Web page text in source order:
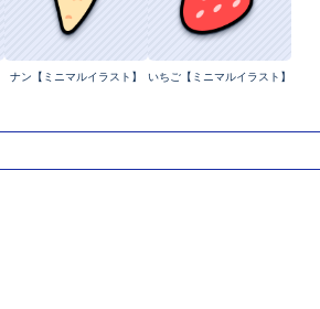
ナン【ミニマルイラスト】 いちご【ミニマルイラスト】